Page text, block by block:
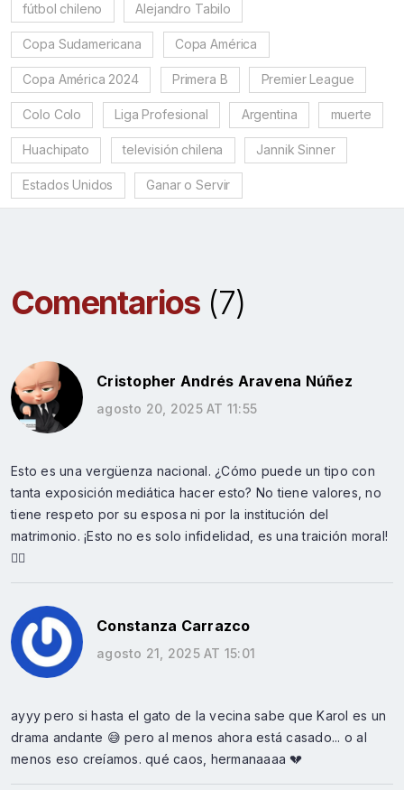
fútbol chileno Alejandro Tabilo
Copa Sudamericana Copa América
Copa América 2024 Primera B Premier League
Colo Colo Liga Profesional Argentina muerte
Huachipato televisión chilena Jannik Sinner
Estados Unidos Ganar o Servir
Comentarios(7)
Cristopher Andrés Aravena Núñez
agosto 20, 2025 AT 11:55
Esto es una vergüenza nacional. ¿Cómo puede un tipo con
tanta exposición mediática hacer esto? No tiene valores, no
tiene respeto por su esposa ni por la institución del
matrimonio. ¡Esto no es solo infidelidad, es una traición moral!
🤦‍♂️
Constanza Carrazco
agosto 21, 2025 AT 15:01
ayyy pero si hasta el gato de la vecina sabe que Karol es un
drama andante 😅 pero al menos ahora está casado... o al
menos eso creíamos. qué caos, hermanaaaa 💔